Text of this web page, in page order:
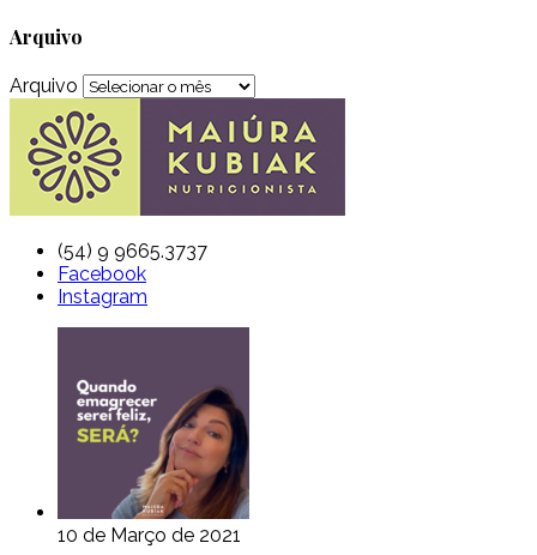
Arquivo
Arquivo
(54) 9 9665.3737
Facebook
Instagram
10 de Março de 2021